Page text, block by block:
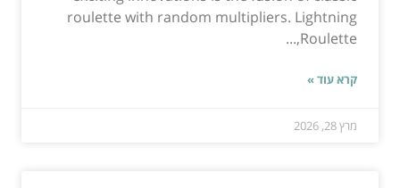
roulette with random multipliers. Lightning
Roulette,...
קרא עוד »
מרץ 28, 2026